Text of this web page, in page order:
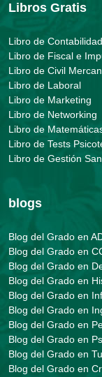
Libros Gratis
Libro de Contabilidad
Libro de Fiscal e
Libro de Civil
Libro de Laboral
Libro de Marketing
Libro de Networking
Libro de
Libro de Tests
Libro de Gestión
blogs
Blog del Grado en
Blog del Grado en
Blog del Grado en
Blog del Grado en
Blog del Grado en
Blog del Grado en
Blog del Grado en
Blog del Grado en
Blog del Grado en
Blog del Grado en